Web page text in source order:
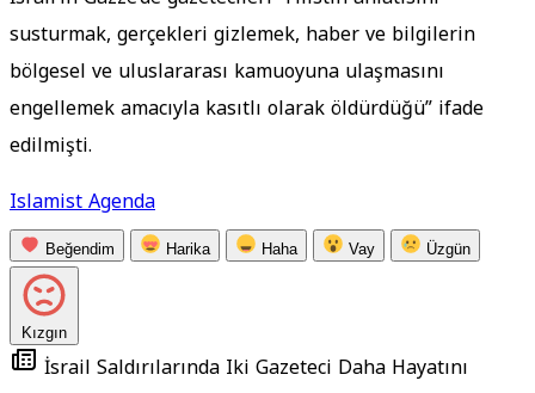
susturmak, gerçekleri gizlemek, haber ve bilgilerin
bölgesel ve uluslararası kamuoyuna ulaşmasını
engellemek amacıyla kasıtlı olarak öldürdüğü” ifade
edilmişti.
Islamist Agenda
Beğendim Harika Haha Vay Üzgün
Kızgın
İsrail Saldırılarında Iki Gazeteci Daha Hayatını